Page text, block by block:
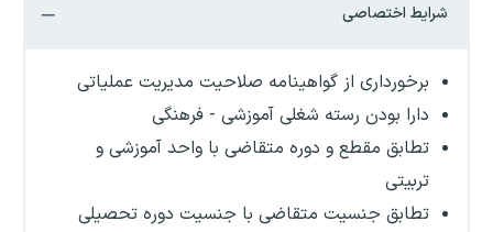
شرایط اختصاصی
برخورداری از گواهینامه صلاحیت مدیریت عملیاتی
دارا بودن رسته شغلی آموزشی - فرهنگی
تطابق مقطع و دوره متقاضی با واحد آموزشی و
تربیتی
تطابق جنسیت متقاضی با جنسیت دوره تحصیلی